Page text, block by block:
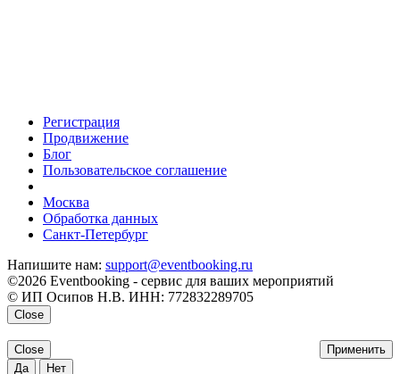
Регистрация
Продвижение
Блог
Пользовательское соглашение
Москва
Обработка данных
Санкт-Петербург
Напишите нам: support@eventbooking.ru
©2026 Eventbooking - сервис для ваших мероприятий
© ИП Осипов Н.В. ИНН: 772832289705
Close
Применить
Close
Да
Нет